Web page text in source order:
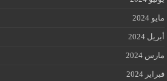
مايو 2024
أبريل 2024
مارس 2024
فبراير 2024